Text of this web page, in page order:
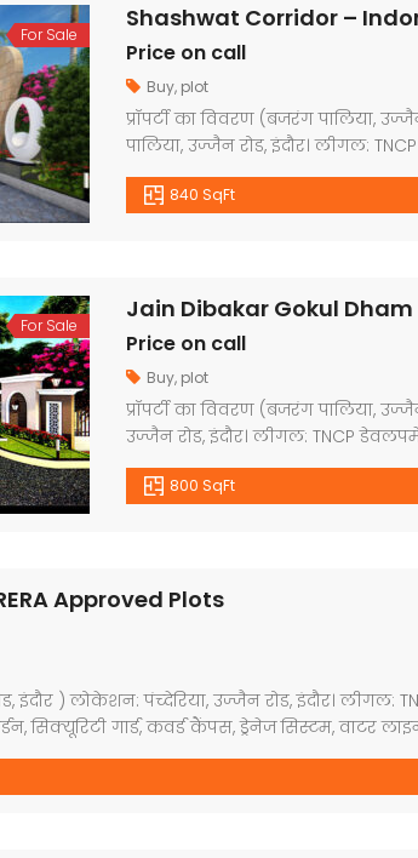
For Sale
Price on call
Buy, plot
प्रॉपर्टी का विवरण (बजरंग पालिया,
पालिया, उज्जैन रोड, इंदौर। लीगल:
और RERA अप्रूव्ड। डेवलपमेंट: गार्डन,
सिस्टम, वाटर लाइन, भव्य प्रवेश द्वार,
840 SqFt
For Sale
Price on call
Buy, plot
प्रॉपर्टी का विवरण (बजरंग पालिया,
उज्जैन रोड, इंदौर। लीगल: TNCP
RERA अप्रूव्ड। डेवलपमेंट: गार्डन,
वाटर लाइन, भव्य प्रवेश द्वार, रोड
800 SqFt
Approved Plots
इंदौर ) लोकेशन: पंच्देरिया, उज्जैन रोड, इंदौर। लीगल:
सिक्यूरिटी गार्ड, कवर्ड कैंपस, ड्रेनेज सिस्टम, वाटर
साइज: 420 स्क्वायर फीट रेट: ₹2891 प्रति